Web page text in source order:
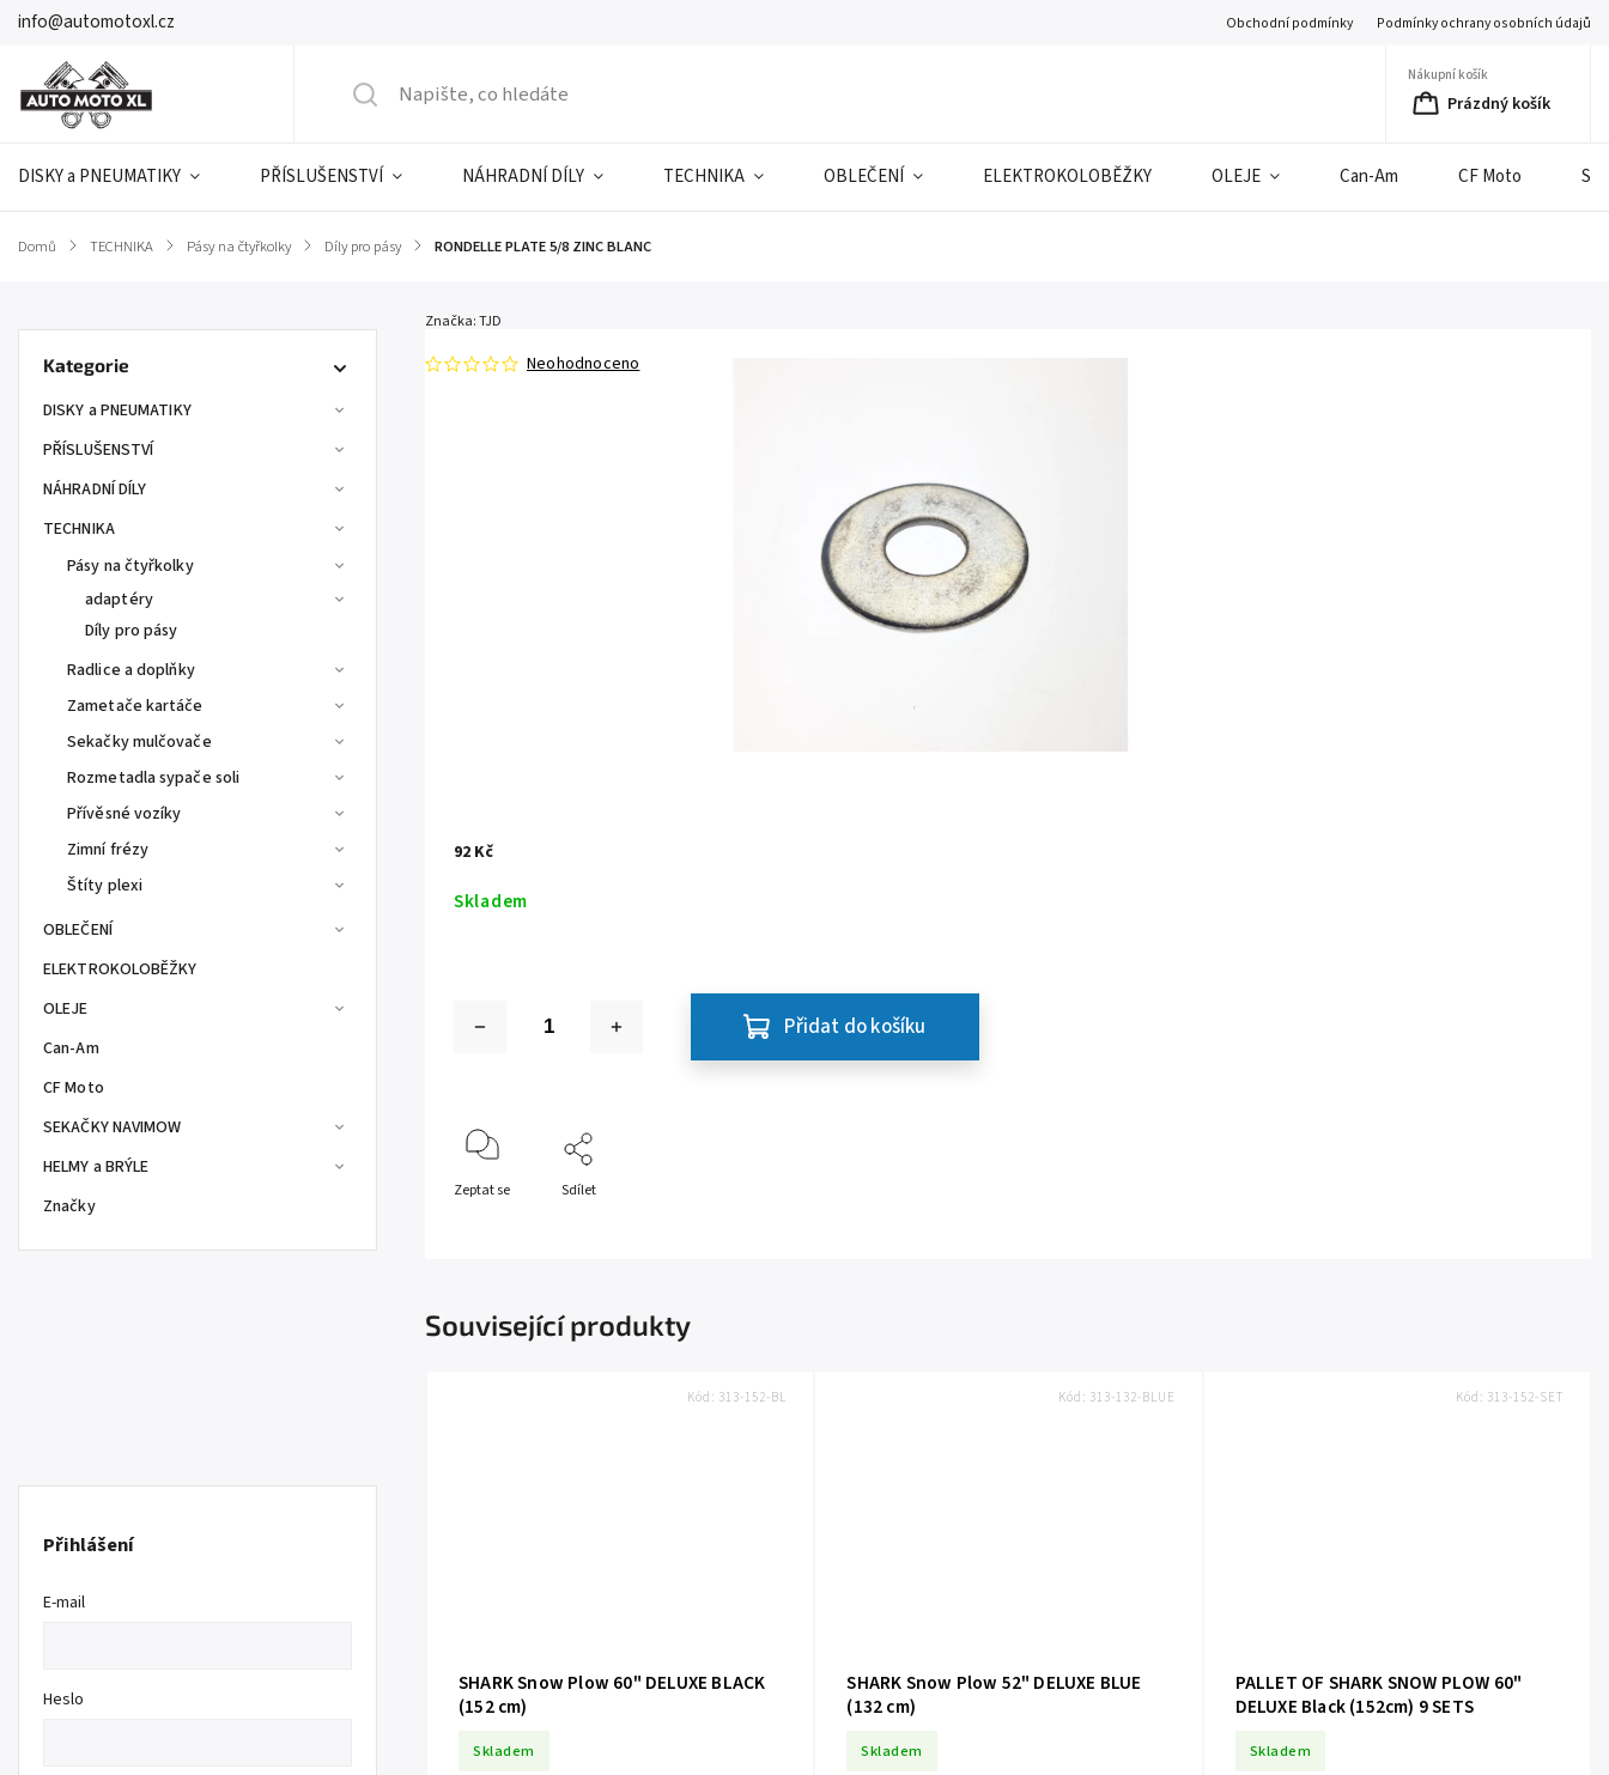
info@automotoxl.cz Obchodní podmínky Podmínky ochrany osobních údajů
Nákupní košík
Prázdný košík
DISKY a PNEUMATIKY PŘÍSLUŠENSTVÍ NÁHRADNÍ DÍLY TECHNIKA OBLEČENÍ ELEKTROKOLOBĚŽKY OLEJE Can-Am CF Moto
Domů / TECHNIKA / Pásy na čtyřkolky / Díly pro pásy / RONDELLE PLATE 5/8 ZINC BLANC
Kategorie
DISKY a PNEUMATIKY
PŘÍSLUŠENSTVÍ
NÁHRADNÍ DÍLY
TECHNIKA
Pásy na čtyřkolky
adaptéry
Díly pro pásy
Radlice a doplňky
Zametače kartáče
Sekačky mulčovače
Rozmetadla sypače soli
Přívěsné vozíky
Zimní frézy
Štíty plexi
OBLEČENÍ
ELEKTROKOLOBĚŽKY
OLEJE
Can-Am
CF Moto
SEKAČKY NAVIMOW
HELMY a BRÝLE
Značky
Přihlášení
E-mail
Heslo
Neohodnoceno
Značka:TJD
92 Kč
Skladem
Přidat do košíku
Zeptat se Sdílet
Související produkty
SHARK Snow Plow 60" DELUXE BLACK
(152 cm)
Skladem
Kód: 313-152-BL
SHARK Snow Plow 52" DELUXE BLUE
(132 cm)
Skladem
Kód: 313-132-BLUE
PALLET OF SHARK SNOW PLOW 60"
DELUXE Black (152cm) 9 SETS
Skladem
Kód: 313-152-SET